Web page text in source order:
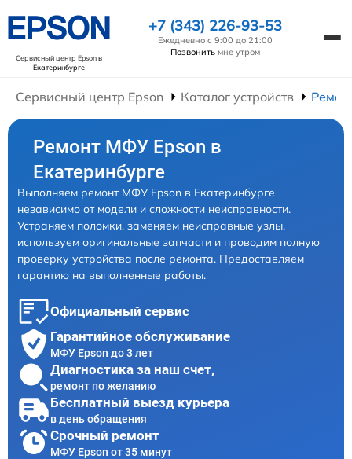
Сервисный центр Epsonв
Екатеринбурге
+7 (343) 226-93-53
Ежедневно с 9:00 до 21:00
Позвонить мне утром
Сервисный центр Epson Каталог устройств
Ремонт МФУ Epson в
Екатеринбурге
Выполняем ремонт МФУ Epson в Екатеринбурге
независимо от модели и сложности неисправности.
Устраняем поломки, заменяем неисправные узлы,
используем оригинальные запчасти и проводим полную
проверку устройства после ремонта. Предоставляем
гарантию на выполненные работы.
Официальный сервис
Гарантийное обслуживание
МФУ Epson до 3 лет
Диагностика за наш счет,
ремонт по желанию
Бесплатный выезд курьера
в день обращения
Срочный ремонт
МФУ Epson от 35 минут